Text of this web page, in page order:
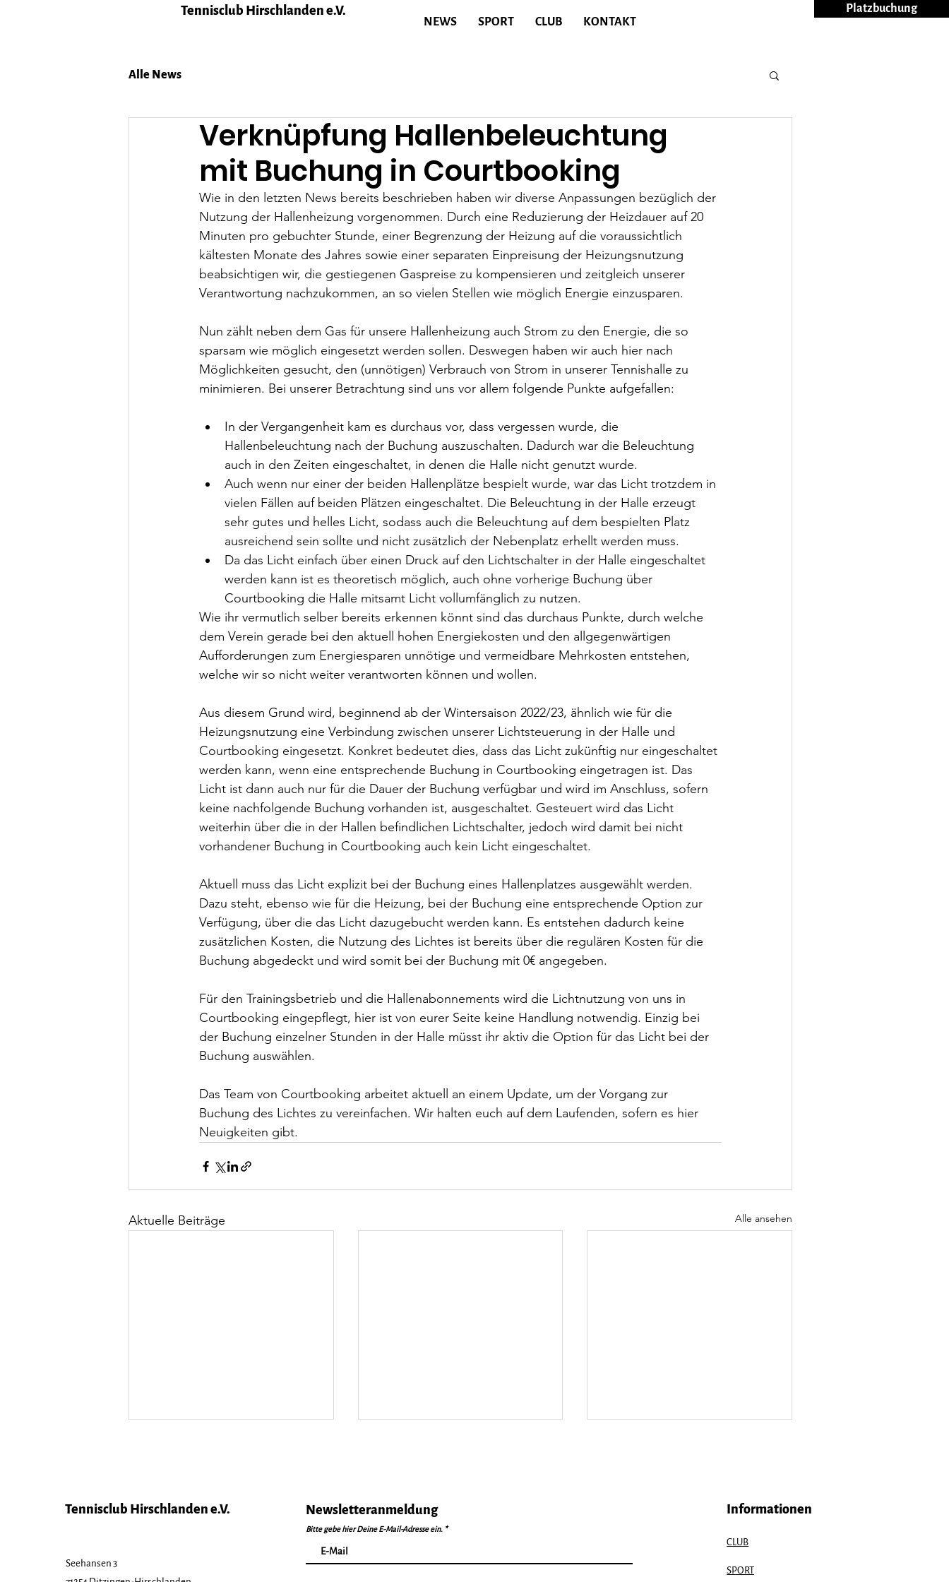
Platzbuchung
Tennisclub Hirschlanden e.V.
NEWS SPORT CLUB KONTAKT
Alle News
Verknüpfung Hallenbeleuchtung
mit Buchung in Courtbooking
Wie in den letzten News bereits beschrieben haben wir diverse Anpassungen bezüglich der
Nutzung der Hallenheizung vorgenommen. Durch eine Reduzierung der Heizdauer auf 20
Minuten pro gebuchter Stunde, einer Begrenzung der Heizung auf die voraussichtlich
kältesten Monate des Jahres sowie einer separaten Einpreisung der Heizungsnutzung
beabsichtigen wir, die gestiegenen Gaspreise zu kompensieren und zeitgleich unserer
Verantwortung nachzukommen, an so vielen Stellen wie möglich Energie einzusparen.
Nun zählt neben dem Gas für unsere Hallenheizung auch Strom zu den Energie, die so
sparsam wie möglich eingesetzt werden sollen. Deswegen haben wir auch hier nach
Möglichkeiten gesucht, den (unnötigen) Verbrauch von Strom in unserer Tennishalle zu
minimieren. Bei unserer Betrachtung sind uns vor allem folgende Punkte aufgefallen:
In der Vergangenheit kam es durchaus vor, dass vergessen wurde, die
Hallenbeleuchtung nach der Buchung auszuschalten. Dadurch war die Beleuchtung
auch in den Zeiten eingeschaltet, in denen die Halle nicht genutzt wurde.
Auch wenn nur einer der beiden Hallenplätze bespielt wurde, war das Licht trotzdem in
vielen Fällen auf beiden Plätzen eingeschaltet. Die Beleuchtung in der Halle erzeugt
sehr gutes und helles Licht, sodass auch die Beleuchtung auf dem bespielten Platz
ausreichend sein sollte und nicht zusätzlich der Nebenplatz erhellt werden muss.
Da das Licht einfach über einen Druck auf den Lichtschalter in der Halle eingeschaltet
werden kann ist es theoretisch möglich, auch ohne vorherige Buchung über
Courtbooking die Halle mitsamt Licht vollumfänglich zu nutzen.
Wie ihr vermutlich selber bereits erkennen könnt sind das durchaus Punkte, durch welche
dem Verein gerade bei den aktuell hohen Energiekosten und den allgegenwärtigen
Aufforderungen zum Energiesparen unnötige und vermeidbare Mehrkosten entstehen,
welche wir so nicht weiter verantworten können und wollen.
Aus diesem Grund wird, beginnend ab der Wintersaison 2022/23, ähnlich wie für die
Heizungsnutzung eine Verbindung zwischen unserer Lichtsteuerung in der Halle und
Courtbooking eingesetzt. Konkret bedeutet dies, dass das Licht zukünftig nur eingeschaltet
werden kann, wenn eine entsprechende Buchung in Courtbooking eingetragen ist. Das
Licht ist dann auch nur für die Dauer der Buchung verfügbar und wird im Anschluss, sofern
keine nachfolgende Buchung vorhanden ist, ausgeschaltet. Gesteuert wird das Licht
weiterhin über die in der Hallen befindlichen Lichtschalter, jedoch wird damit bei nicht
vorhandener Buchung in Courtbooking auch kein Licht eingeschaltet.
Aktuell muss das Licht explizit bei der Buchung eines Hallenplatzes ausgewählt werden.
Dazu steht, ebenso wie für die Heizung, bei der Buchung eine entsprechende Option zur
Verfügung, über die das Licht dazugebucht werden kann. Es entstehen dadurch keine
zusätzlichen Kosten, die Nutzung des Lichtes ist bereits über die regulären Kosten für die
Buchung abgedeckt und wird somit bei der Buchung mit 0€ angegeben.
Für den Trainingsbetrieb und die Hallenabonnements wird die Lichtnutzung von uns in
Courtbooking eingepflegt, hier ist von eurer Seite keine Handlung notwendig. Einzig bei
der Buchung einzelner Stunden in der Halle müsst ihr aktiv die Option für das Licht bei der
Buchung auswählen.
Das Team von Courtbooking arbeitet aktuell an einem Update, um der Vorgang zur
Buchung des Lichtes zu vereinfachen. Wir halten euch auf dem Laufenden, sofern es hier
Neuigkeiten gibt.
Aktuelle Beiträge Alle ansehen
Tennisfreizeit 2026
Save the Date:
Tennisclub Hirschlanden e.V.
Seehansen 3
Newsletteranmeldung
Bitte gebe hier Deine E-Mail-Adresse ein.
Informationen
CLUB
SPORT